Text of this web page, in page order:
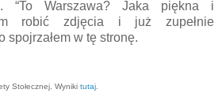
“To Warszawa? Jaka piękna i
robić zdjęcia i już zupełnie
spojrzałem w tę stronę.
Stołecznej. Wyniki tutaj